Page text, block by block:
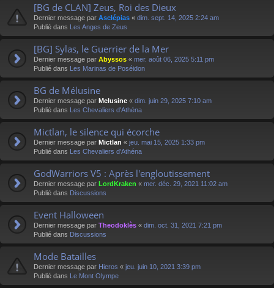
[BG de CLAN] Zeus, Roi des Dieux
Dernier message par Asclépias « dim. sept. 14, 2025 2:24 am
Publié dans Les Anges de Zeus
[BG] Sylas, le Guerrier de la Mer
Dernier message par Abyssos « mer. août 06, 2025 5:11 pm
Publié dans Les Marinas de Poséidon
BG de Mélusine
Dernier message par Melusine « dim. juin 29, 2025 7:10 am
Publié dans Les Chevaliers d'Athéna
Mictlan, le silence qui écorche
Dernier message par Mictlan « jeu. mai 15, 2025 1:33 pm
Publié dans Les Chevaliers d'Athéna
GodWarriors V5 : Après l'engloutissement
Dernier message par LordKraken « mer. déc. 29, 2021 11:02 am
Publié dans Discussions
Event Halloween
Dernier message par Theodoklès « dim. oct. 31, 2021 7:21 pm
Publié dans Discussions
Mode Batailles
Dernier message par Hieros « jeu. juin 10, 2021 3:39 pm
Publié dans Le Mont Olympe